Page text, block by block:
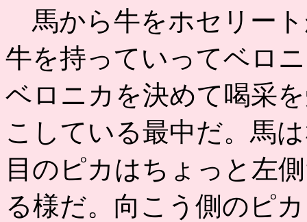
馬から牛をホセリー
牛を持っていってベロ
ベロニカを決めて喝采
こしている最中だ。馬
目のピカはちょっと左
る様だ。向こう側のピ